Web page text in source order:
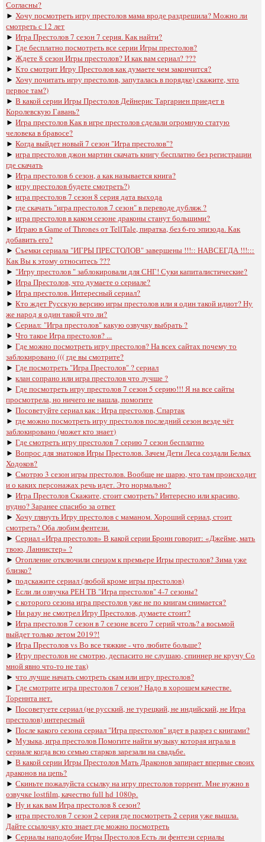
Согласны?
► Хочу посмотреть игру престолов мама вроде раздрешила? Можно ли
смотреть с 12 лет
►Игра Престолов 7 сезон 7 серия. Как найти?
►Где бесплатно посмотреть все серии Игры престолов?
►Ждете 8 сезон Игры престолов? И как вам сериал? ???
►Кто смотрит Игру Престолов как думаете чем закончится?
► Хочу почитать игру престолов, запуталась в порядке) скажите, что
первое там?)
►В какой серии Игры Престолов Дейнерис Таргариен приедет в
Королевскую Гавань?
►Игра престолов Как в игре престолов сделали огромную статую
человека в бравосе?
►Когда выйдет новый 7 сезон "Игра престолов"?
►игра престолов джон мартин скачать книгу бесплатно без регистрации
где скачать
►Игра престолов 6 сезон, а как называется книга?
►игру престолов будете смотреть?)
►игра престолов 7 сезон 8 серия дата выхода
►где скачать "игра престолов 7 сезон" в переводе дубляж ?
►игра престолов в каком сезоне драконы станут большими?
►Играю в Game of Thrones от TellTale, пиратка, без 6-го эпизода. Как
добавить его?
►Съемки сериала "ИГРЫ ПРЕСТОЛОВ" завершены !!!:: НАВСЕГДА !!!:::
Как Вы к этому относитесь ???
► "Игру престолов " заблокировали для СНГ! Суки капиталистические?
►Игра Престолов, что думаете о сериале?
►Игра престолов. Интересный сериал?
►Кто ждет Русскую версию игры престолов или я один такой идиот? Ну
же народ я один такой что ли?
►Сериал: "Игра престолов" какую озвучку выбрать ?
►Что такое Игра престолов? ...
►Где можно посмотреть игру престолов? На всех сайтах почему то
заблокировано ((( где вы смотрите?
►Где посмотреть "Игра Престолов" ? сериал
►клан сопрано или игра престолов что лучше ?
►Где посмотреть игру престолов 7 сезон 5 серию!!! Я на все сайты
просмотрела, но ничего не нашла, помогите
►Посоветуйте сериал как : Игра престолов, Спартак
►где можно посмотреть игру престолов последний сезон везде чёт
заблокировано (может кто знает)
►Где смотреть игру престолов 7 серию 7 сезон бесплатно
►Вопрос для знатоков Игры Престолов. Зачем Дети Леса создали Белых
Ходоков?
►Смотрю 3 сезон игры престолов. Вообще не шарю, что там происходит
и о каких персонажах речь идет. Это нормально?
►Игра Престолов Скажите, стоит смотреть? Интересно или красиво,
нудно? Заранее спасибо за ответ
► Хочу глянуть Игру престолов с маманом. Хороший сериал, стоит
смотреть? Оба любим фентези.
►Сериал «Игра престолов» В какой серии Бронн говорит: «Джейме, мать
твою, Ланнистер» ?
►Отопление отключили спецом к премьере Игры престолов? Зима уже
близко?
►подскажите сериал (любой кроме игры престолов)
►Если ли озвучка РЕН ТВ "Игра престолов" 4-7 сезоны?
►с которого сезона игра престолов уже не по книгам снимается?
►Ни разу не смотрел Игру Престолов, думаете стоит?
►Игра престолов 7 сезон в 7 сезоне всего 7 серий чтоль? а восьмой
выйдет только летом 2019?!
►Игра Престолов vs Во все тяжкие - что любите больше?
►Игру престолов не смотрю, деспасито не слушаю, спиннер не кручу Со
мной явно что-то не так)
►что лучше начать смотреть скам или игру престолов?
►Где смотрите игра престолов 7 сезон? Надо в хорошем качестве.
Тореннта нет.
►Посоветуете сериал (не русский, не турецкий, не индийский, не Игра
престолов) интересный
►После какого сезона сериал "Игра престолов" идет в разрез с книгами?
►Музыка, игра престолов Помогите найти музыку которая играла в
сериале когда всю семью старков зарезали на свадьбе.
►В какой серии Игры Престолов Мать Драконов запирает впервые своих
драконов на цепь?
►Скиньте пожалуйста ссылку на игру престолов торрент. Мне нужно в
озвучке lostfilm, качество full hd 1080p.
►Ну и как вам Игра престолов 8 сезон?
►игра престолов 7 сезон 2 серия где посмотреть 2 серия уже вышла.
Дайте ссылочку кто знает где можно посмотреть
►Сериалы наподобие Игры Престолов Есть ли фентези сериалы